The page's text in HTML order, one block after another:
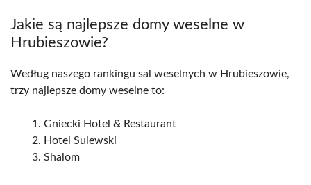
Jakie są najlepsze domy weselne w
Hrubieszowie?
Według naszego rankingu sal weselnych w Hrubieszowie,
trzy najlepsze domy weselne to:
Gniecki Hotel & Restaurant
Hotel Sulewski
Shalom